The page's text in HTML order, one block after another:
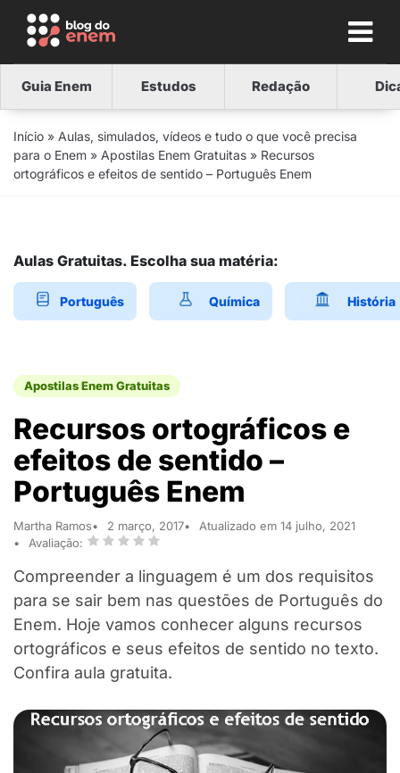
Guia Enem Estudos Redação
Início » Aulas, simulados, vídeos e tudo o que você precisa
para o Enem » Apostilas Enem Gratuitas » Recursos
ortográficos e efeitos de sentido – Português Enem
Aulas Gratuitas. Escolha sua matéria:
Português Química História
Apostilas Enem Gratuitas
Recursos ortográficos e
efeitos de sentido –
Português Enem
Martha Ramos 2 março, 2017
Atualizado em 14 julho, 2021
Avaliação:
Compreender a linguagem é um dos requisitos
para se sair bem nas questões de Português do
Enem. Hoje vamos conhecer alguns recursos
ortográficos e seus efeitos de sentido no texto.
Confira aula gratuita.